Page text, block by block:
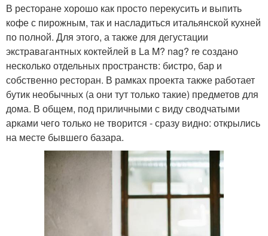
В ресторане хорошо как просто перекусить и выпить
кофе с пирожным, так и насладиться итальянской кухней
по полной. Для этого, а также для дегустации
экстравагантных коктейлей в La M? nag? re создано
несколько отдельных пространств: бистро, бар и
собственно ресторан. В рамках проекта также работает
бутик необычных (а они тут только такие) предметов для
дома. В общем, под приличными с виду сводчатыми
арками чего только не творится - сразу видно: открылись
на месте бывшего базара.